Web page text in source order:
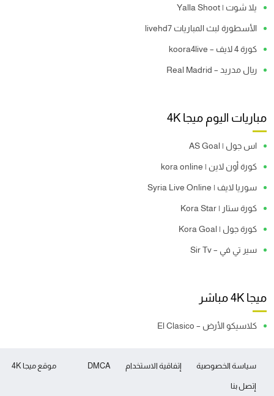
يلا شوت | Yalla Shoot
الأسطورة لبث المباريات livehd7
كورة 4 لايف – koora4live
ريال مدريد – Real Madrid
مباريات اليوم ميجا 4K
اس جول | AS Goal
كورة أون لاين | kora online
سوريا لايف | Syria Live Online
كورة ستار | Kora Star
كورة جول | Kora Goal
سير تي في – Sir Tv
ميجا 4K مباشر
كلاسيكو الأرض – El Clasico
موقع ميجا 4K سياسة الخصوصية إتفاقية الاستخدام DMCA
إتصل بنا